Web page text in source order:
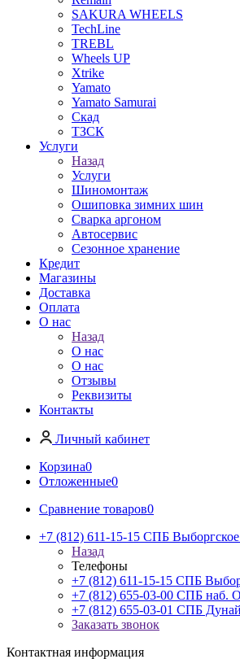
SAKURA WHEELS
TechLine
TREBL
Wheels UP
Xtrike
Yamato
Yamato Samurai
Скад
ТЗСК
Услуги
Назад
Услуги
Шиномонтаж
Ошиповка зимних шин
Сварка аргоном
Автосервис
Сезонное хранение
Кредит
Магазины
Доставка
Оплата
О нас
Назад
О нас
О нас
Отзывы
Реквизиты
Контакты
Личный кабинет
Корзина0
Отложенные0
Сравнение товаров0
+7 (812) 611-15-15 СПБ
Назад
Телефоны
+7 (812) 611-15-15 СПБ
+7 (812) 655-03-00 СПБ наб.
+7 (812) 655-03-01 СПБ
Заказать звонок
Контактная информация